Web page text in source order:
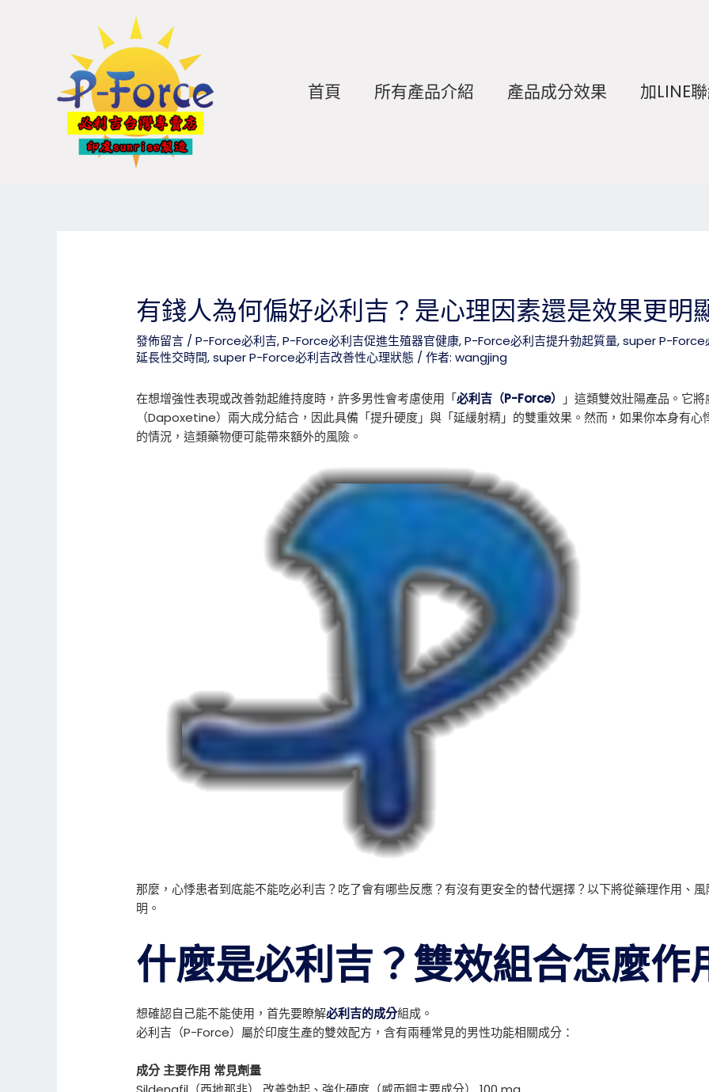
首頁 所有產品介紹 產品成分效果 加LINE
有錢人為何偏好必利吉？是心理因素還是效果更明
發佈留言 /P-Force必利吉,P-Force必利吉促進生殖器官健康,P-Force必利吉提升勃起質量,super P-Force
延長性交時間,super P-Force必利吉改善性心理狀態 / 作者:wangjing
在想增強性表現或改善勃起維持度時，許多男性會考慮使用「必利吉（P-Force）
」這類雙效壯陽產品。它
（Dapoxetine）兩大成分結合，因此具備「提升硬度」與「延緩射精」的雙重效果。然而，如果你本身有
的情況，這類藥物便可能帶來額外的風險。
那麼，心悸患者到底能不能吃必利吉？吃了會有哪些反應？有沒有更安全的替代選擇？以下將從藥理作用、
明。
什麼是必利吉？雙效組合怎麼作
想確認自己能不能使用，首先要瞭解必利吉的成分組成。
必利吉（P-Force）屬於印度生產的雙效配方，含有兩種常見的男性功能相關成分：
成分 主要作用 常見劑量
navigation